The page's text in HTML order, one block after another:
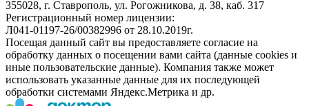
355028, г. Ставрополь, ул. Рогожникова, д. 38, каб. 317
Регистрационный номер лицензии:
Л041-01197-26/00382996 от 28.10.2019г.
Посещая данный сайт вы предоставляете согласие на
обработку данных о посещении вами сайта (данные cookies и
иные пользовательские данные). Компания также может
использовать указанные данные для их последующей
обработки системами Яндекс.Метрика и др.